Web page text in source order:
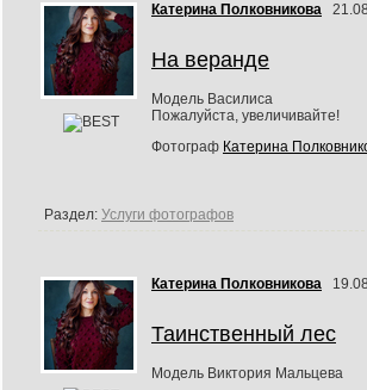
Катерина Полковникова
На веранде
Модель Василиса
Пожалуйста, увеличивайте!
Фотограф Катерина
Раздел: Услуги фотографов
Катерина Полковникова
Таинственный лес
Модель Виктория Мальцева